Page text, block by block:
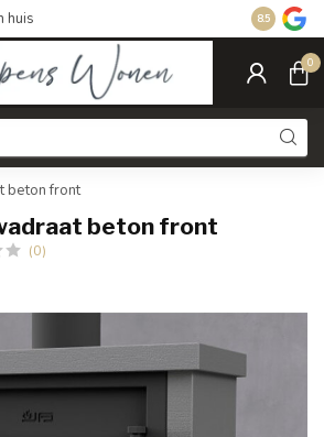
huis Gratis
8.5
0
beton front
beton front
(0)